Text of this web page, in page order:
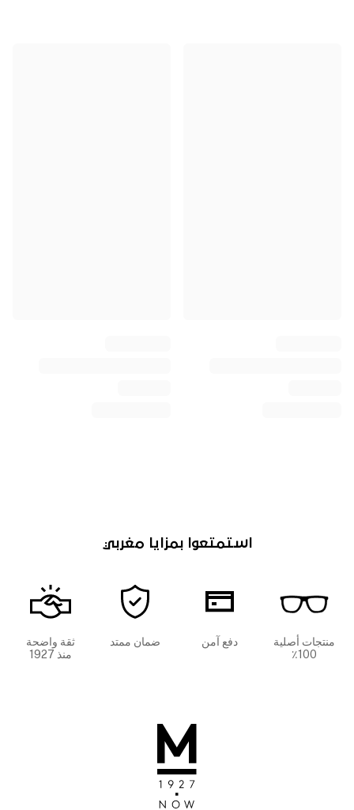
استمتعوا بمزايا مغربي
منتجات أصلية
100٪
دفع آمن ضمان ممتد
ثقة واضحة
منذ 1927